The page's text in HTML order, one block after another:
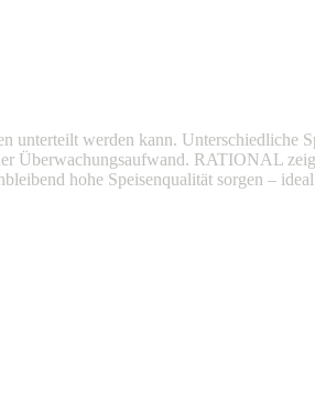
werden kann. Unterschiedliche
Überwachungsaufwand. RATIONAL
hohe Speisenqualität sorgen –